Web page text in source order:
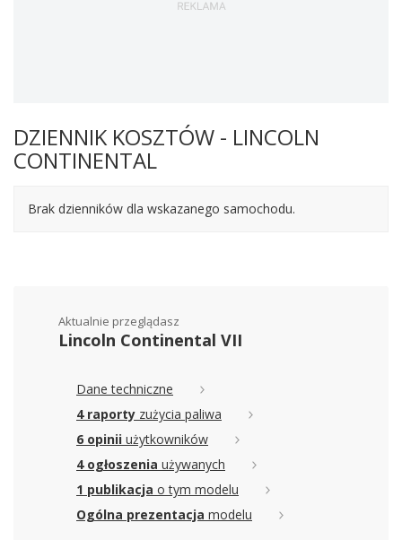
DZIENNIK KOSZTÓW - LINCOLN
CONTINENTAL
Brak dzienników dla wskazanego samochodu.
Aktualnie przeglądasz
Lincoln Continental VII
Dane techniczne
4 raporty zużycia paliwa
6 opinii użytkowników
4 ogłoszenia używanych
1 publikacja o tym modelu
Ogólna prezentacja modelu